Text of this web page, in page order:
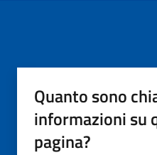
Quanto sono
informazioni su
pagina?